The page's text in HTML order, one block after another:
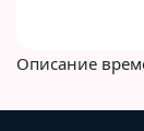
Описание